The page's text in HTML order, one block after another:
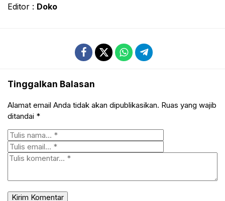
Editor : Doko
Tinggalkan Balasan
Alamat email Anda tidak akan dipublikasikan. Ruas yang wajib
ditandai *